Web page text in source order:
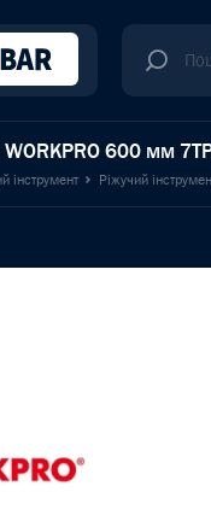
WORKPRO 600 мм
інструмент Ріжучий